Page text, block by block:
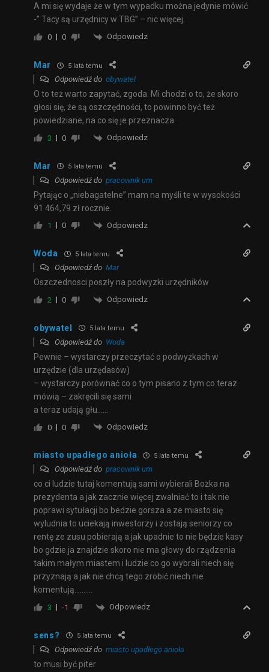
A mi się wydaje że w tym wypadku można jedynie mówić
-” Tacy są urzędnicy w TBG” – nic więcej.
0 0 Odpowiedz
Mar 5 lata temu
Odpowiedź do obywatel
O to też warto zapytać, zgoda. Mi chodzi o to, że skoro
głosi się, że są oszczędności, to powinno być też
powiedziane, na co się je przeznacza.
3 0 Odpowiedz
Mar 5 lata temu
Odpowiedź do pracownik um
Pytając o „niebagatelne” mam na myśli te w wysokości
91 464,79 zł rocznie.
1 0 Odpowiedz
Woda 5 lata temu
Odpowiedź do Mar
Oszczednosci poszły na podwyzki urzędników
2 0 Odpowiedz
obywatel 5 lata temu
Odpowiedź do Woda
Pewnie – wystarczy przeczytać o podwyżkach w
urzędzie (dla urzędasów)
– wystarczy porównać co o tym pisano z tym co teraz
mówią – zakręcili się sami
a teraz udają głu……
0 0 Odpowiedz
miasto upadłego anioła 5 lata temu
Odpowiedź do pracownik um
co ci ludzie tutaj komentują sami wybierali Bożka na
prezydenta a jak zacznie więcej zwalniać to i tak nie
poprawi sytułacji bo bedzie gorsza a ze miasto się
wyludnia to uciekają inwestorzy i zostają seniorzy co
rentę ze zusu pobierają a jak upadnie to nie będzie kasy
bo gdzie ja znajdzie skoro nie ma głowy do rządzenia
takim małym miastem i ludzie co go wybrali niech się
przyznają a jak nie chcą tego zrobić niech nie
komentują……….
3 -1 Odpowiedz
sens? 5 lata temu
Odpowiedź do miasto upadłego anioła
to musi być piter